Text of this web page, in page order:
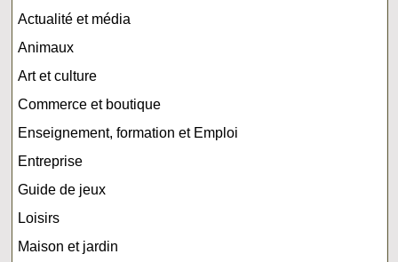
Actualité et média
Animaux
Art et culture
Commerce et boutique
Enseignement, formation et Emploi
Entreprise
Guide de jeux
Loisirs
Maison et jardin